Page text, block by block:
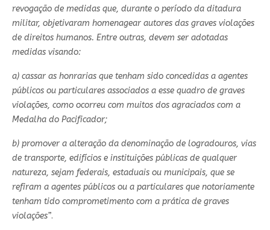
revogação de medidas que, durante o período da ditadura
militar, objetivaram homenagear autores das graves violações
de direitos humanos. Entre outras, devem ser adotadas
medidas visando:
a) cassar as honrarias que tenham sido concedidas a agentes
públicos ou particulares associados a esse quadro de graves
violações, como ocorreu com muitos dos agraciados com a
Medalha do Pacificador;
b) promover a alteração da denominação de logradouros, vias
de transporte, edifícios e instituições públicas de qualquer
natureza, sejam federais, estaduais ou municipais, que se
refiram a agentes públicos ou a particulares que notoriamente
tenham tido comprometimento com a prática de graves
violações”.